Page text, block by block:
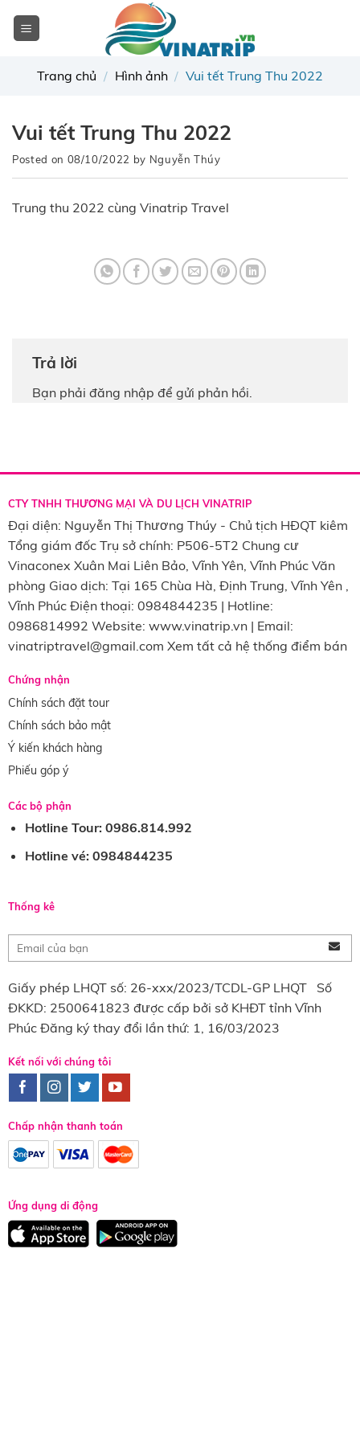
Trang chủ / Hình ảnh / Vui tết Trung Thu 2022
Vui tết Trung Thu 2022
Posted on 08/10/2022 by Nguyễn Thúy
Trung thu 2022 cùng Vinatrip Travel
Trả lời
Bạn phải đăng nhập để gửi phản hồi.
CTY TNHH THƯƠNG MẠI VÀ DU LỊCH VINATRIP
Đại diện: Nguyễn Thị Thương Thúy - Chủ tịch HĐQT kiêm
Tổng giám đốc Trụ sở chính: P506-5T2 Chung cư
Vinaconex Xuân Mai Liên Bảo, Vĩnh Yên, Vĩnh Phúc Văn
phòng Giao dịch: Tại 165 Chùa Hà, Định Trung, Vĩnh Yên ,
Vĩnh Phúc Điện thoại: 0984844235 | Hotline:
0986814992 Website: www.vinatrip.vn | Email:
vinatriptravel@gmail.com Xem tất cả hệ thống điểm bán
Chứng nhận
Chính sách đặt tour
Chính sách bảo mật
Ý kiến khách hàng
Phiếu góp ý
Các bộ phận
Hotline Tour: 0986.814.992
Hotline vé: 0984844235
Thống kê
Giấy phép LHQT số: 26-xxx/2023/TCDL-GP LHQT Số
ĐKKD: 2500641823 được cấp bởi sở KHĐT tỉnh Vĩnh
Phúc Đăng ký thay đổi lần thứ: 1, 16/03/2023
Kết nối với chúng tôi
Chấp nhận thanh toán
Ứng dụng di động